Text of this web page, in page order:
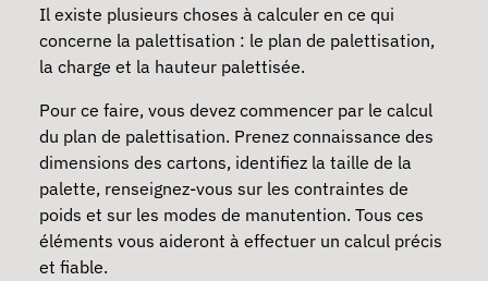
Il existe plusieurs choses à calculer en ce qui
concerne la palettisation : le plan de palettisation,
la charge et la hauteur palettisée.
Pour ce faire, vous devez commencer par le calcul
du plan de palettisation. Prenez connaissance des
dimensions des cartons, identifiez la taille de la
palette, renseignez-vous sur les contraintes de
poids et sur les modes de manutention. Tous ces
éléments vous aideront à effectuer un calcul précis
et fiable.